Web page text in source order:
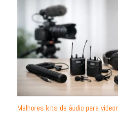
Melhores kits de áudio para